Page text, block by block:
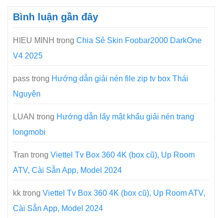
Bình luận gần đây
HIEU MINH trong Chia Sẻ Skin Foobar2000 DarkOne
V4 2025
pass trong Hướng dẫn giải nén file zip tv box Thái
Nguyên
LUAN trong Hướng dẫn lấy mật khẩu giải nén trang
longmobi
Tran trong Viettel Tv Box 360 4K (box cũ), Up Room
ATV, Cài Sẵn App, Model 2024
kk trong Viettel Tv Box 360 4K (box cũ), Up Room ATV,
Cài Sẵn App, Model 2024